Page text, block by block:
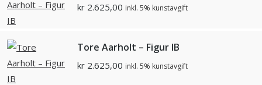
kr 2.625,00 inkl. 5% kunstavgift
Tore Aarholt – Figur IB
kr 2.625,00 inkl. 5% kunstavgift